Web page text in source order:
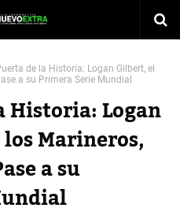
de la Historia: Logan Gilbert, el
a su Primera Serie Mundial
Historia: Logan
Marineros,
a su